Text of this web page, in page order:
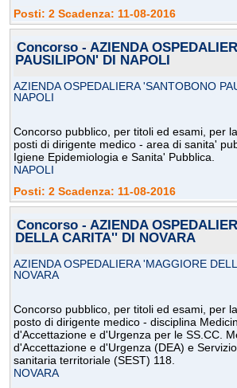
Posti: 2 Scadenza: 11-08-2016
Concorso - AZIENDA
PAUSILIPON' DI NAPOLI
AZIENDA OSPEDALIERA 'SANTOBONO
NAPOLI
Concorso pubblico, per titoli ed esami, per
posti di dirigente medico - area di sanita'
Igiene Epidemiologia e Sanita' Pubblica.
NAPOLI
Posti: 2 Scadenza: 11-08-2016
Concorso - AZIENDA
DELLA CARITA'' DI NOVARA
AZIENDA OSPEDALIERA 'MAGGIORE
NOVARA
Concorso pubblico, per titoli ed esami, per
posto di dirigente medico - disciplina
d'Accettazione e d'Urgenza per le SS.CC.
d'Accettazione e d'Urgenza (DEA) e
sanitaria territoriale (SEST) 118.
NOVARA